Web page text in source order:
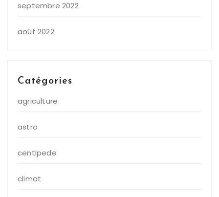
septembre 2022
août 2022
Catégories
agriculture
astro
centipede
climat